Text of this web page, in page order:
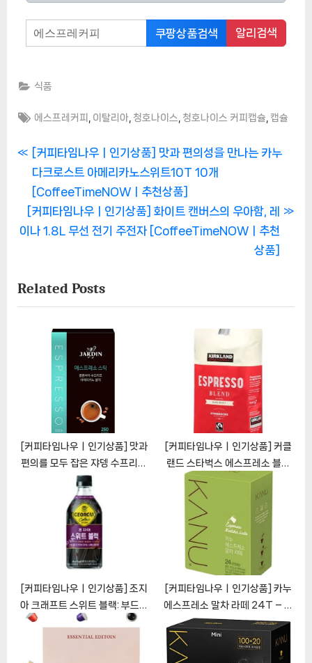
쿠팡상품검색 알리검색
식품
Tags:
에스프레커피 이탈리아 청호나이스 청호나이스 커피캡슐 캡슐
글
탐
색
P
r
e
v
i
s
P
[커피타임나우ㅣ인기상품] 맛과 편의성을 만나는 카누
다크로스트 아메리카노스위트10T 10개
[CoffeeTimeNOWㅣ추천상품]
N
e
P
o
[커피타임나우ㅣ인기상품] 화이트 캔버스의 우아함, 레
이나 1.8L 무선 전기 주전자 [CoffeeTimeNOWㅣ추천
상품]
Related Posts
[커피타임나우ㅣ인기상품] 맛과
편의를 모두 잡은 쟈뎅 수프리모
블랙 에스프레소 스틱: 최고의 커
피 경험을 위해
[CoffeeTimeNOWㅣ추천상
품]
[커피타임나우ㅣ인기상품] 커클
랜드 스타벅스 에스프레소 블랜
드: 커피 애호가를 위한 첨단 맛
[CoffeeTimeNOWㅣ추천상
[커피타임나우ㅣ인기상품] 조지
아 크래프트 스위트 블랙: 부드러
운 블랙 커피의 풍부한 경험
[CoffeeTimeNOWㅣ추천상
[커피타임나우ㅣ인기상품] 카누
에스프레소 말차 라떼 24T – 고
퀄리티 에스프레소와 상쾌한 말차
가 만나다 [CoffeeTimeNOW